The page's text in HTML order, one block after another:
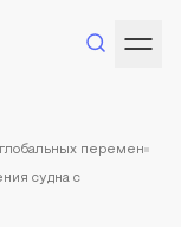
глобальных перемен
судна с